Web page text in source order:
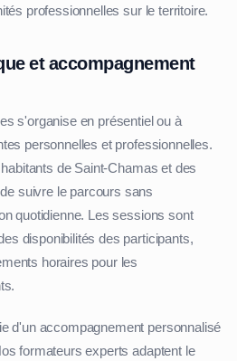
professionnelles sur le territoire.
et accompagnement
s'organise en présentiel ou à
personnelles et professionnelles.
de Saint-Chamas et des
suivre le parcours sans
quotidienne. Les sessions sont
disponibilités des participants,
horaires pour les
d'un accompagnement personnalisé
formateurs experts adaptent le